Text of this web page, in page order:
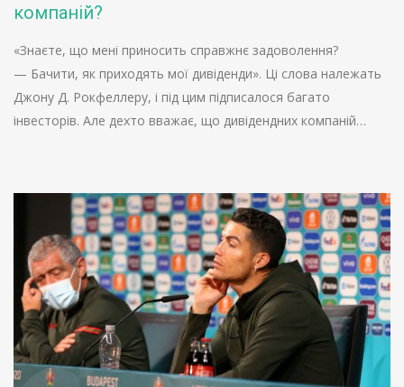
компаній?
«Знаєте, що мені приносить справжнє задоволення?
— Бачити, як приходять мої дивіденди». Ці слова належать
Джону Д. Рокфеллеру, і під цим підписалося багато
інвесторів. Але дехто вважає, що дивідендних компаній…